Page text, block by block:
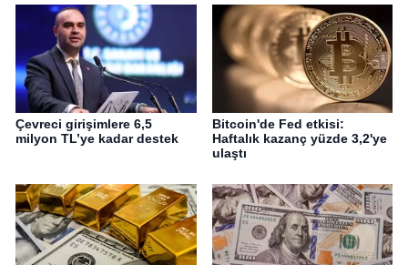
Çevreci girişimlere 6,5
milyon TL’ye kadar destek
Bitcoin'de Fed etkisi:
Haftalık kazanç yüzde 3,2'ye
ulaştı